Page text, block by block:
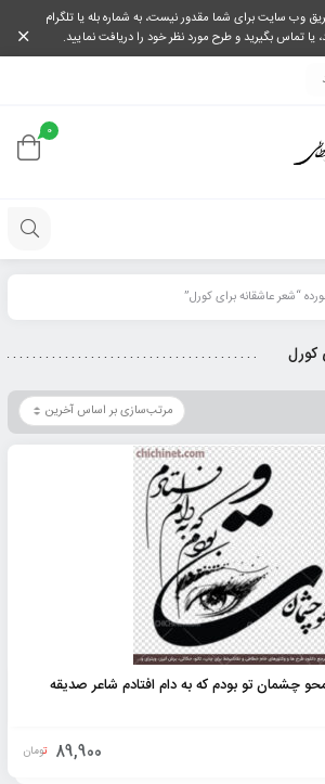
وب سایت برای شما مقدور نیست، به شماره بله یا تلگرام
0
“شعر عاشقانه برای کورل”
کورل
چشمان تو بودم که به دام افتادم شاعر صدیقه
89,900 تومان